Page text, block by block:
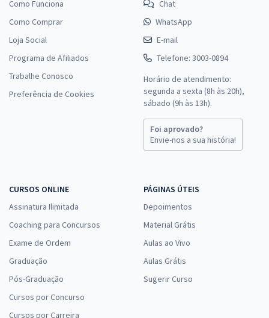
Como Funciona
Como Comprar
Loja Social
Programa de Afiliados
Trabalhe Conosco
Preferência de Cookies
Chat
WhatsApp
E-mail
Telefone: 3003-0894
Horário de atendimento:
segunda a sexta (8h às 20h),
sábado (9h às 13h).
Foi aprovado?
Envie-nos a sua história!
CURSOS ONLINE
Assinatura Ilimitada
Coaching para Concursos
Exame de Ordem
Graduação
Pós-Graduação
Cursos por Concurso
Cursos por Carreira
PÁGINAS ÚTEIS
Depoimentos
Material Grátis
Aulas ao Vivo
Aulas Grátis
Sugerir Curso